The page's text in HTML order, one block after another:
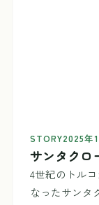
STORY2025年
サンタクロ
4世紀のトル
なったサンタ